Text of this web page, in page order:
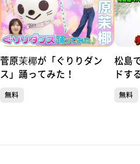
菅原茉椰が「ぐりりダン
ス」踊ってみた！
無料
松島
ドす
無料